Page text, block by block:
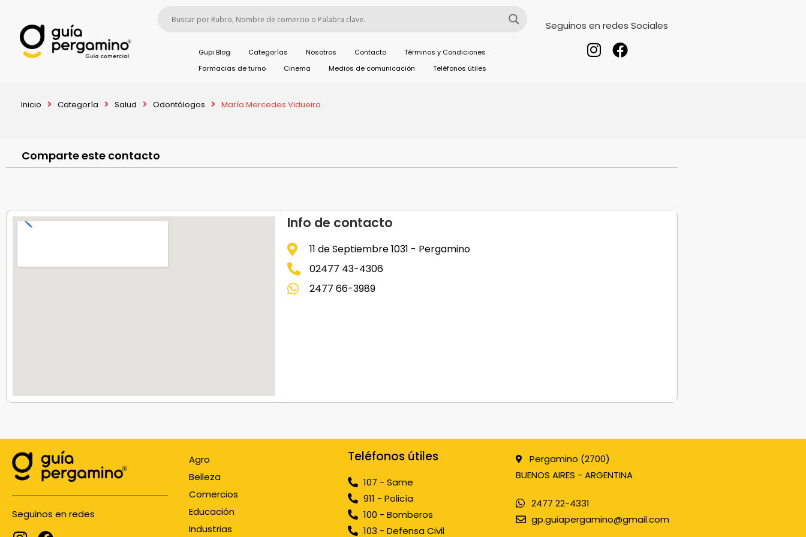
Gupi Blog Categorías Nosotros Contacto
Términos y Condiciones
Farmacias de turno
Cinema Medios de comunicación Teléfonos útiles
Seguinos en redes Sociales
Inicio Categoría Salud Odontólogos María Mercedes Vidueira
Comparte este contacto
Info de contacto
11 de Septiembre 1031 - Pergamino
02477 43-4306
2477 66-3989
Seguinos en redes
Agro
Belleza
Comercios
Educación
Industrias
Teléfonos útiles
107 - Same
911 - Policía
100 - Bomberos
103 - Defensa Civil
Pergamino (2700)
BUENOS AIRES - ARGENTINA
2477 22-4331
gp.guiapergamino@gmail.com